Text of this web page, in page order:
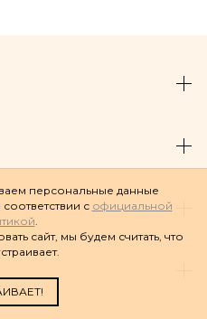
персональные данные
с официальной
.
сайт, мы будем считать, что